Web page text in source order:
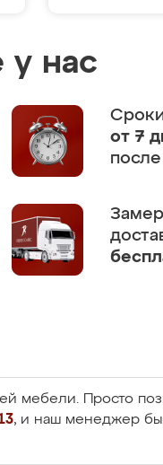
у нас
от 7
мебели. Просто
, и наш менеджер